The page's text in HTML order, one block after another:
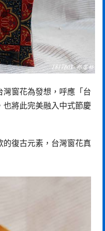
灣窗花為發想，呼應「台
也將此完美融入中式節慶
的復古元素，台灣窗花真